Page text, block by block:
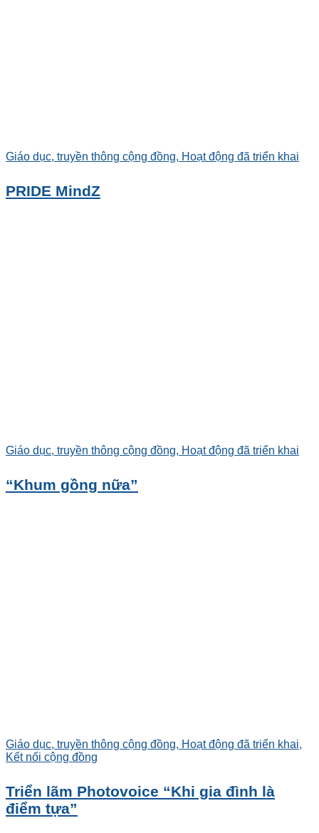
Giáo dục, truyền thông cộng đồng, Hoạt động đã triển khai
PRIDE MindZ
Giáo dục, truyền thông cộng đồng, Hoạt động đã triển khai
“Khum gồng nữa”
Giáo dục, truyền thông cộng đồng, Hoạt động đã triển khai,
Kết nối cộng đồng
Triển lãm Photovoice “Khi gia đình là
điểm tựa”